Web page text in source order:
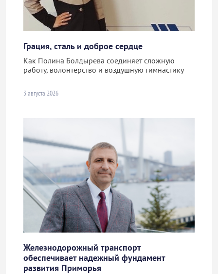
Грация, сталь и доброе сердце
Как Полина Болдырева соединяет сложную
работу, волонтерство и воздушную гимнастику
3 августа 2026
Железнодорожный транспорт
обеспечивает надежный фундамент
развития Приморья